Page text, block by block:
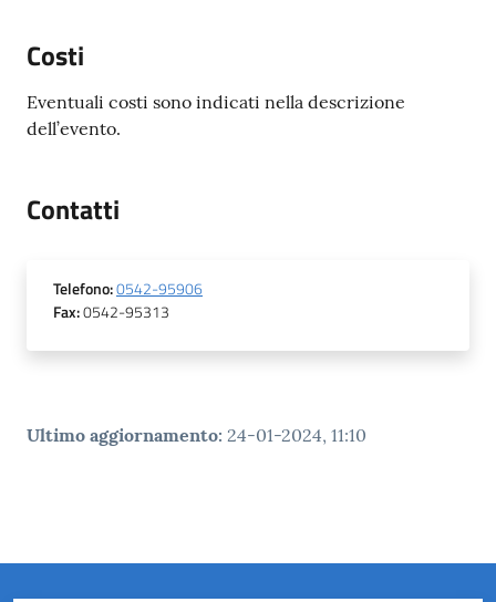
Costi
Eventuali costi sono indicati nella descrizione
dell’evento.
Contatti
Telefono:0542-95906
Fax:0542-95313
Ultimo aggiornamento: 24-01-2024, 11:10